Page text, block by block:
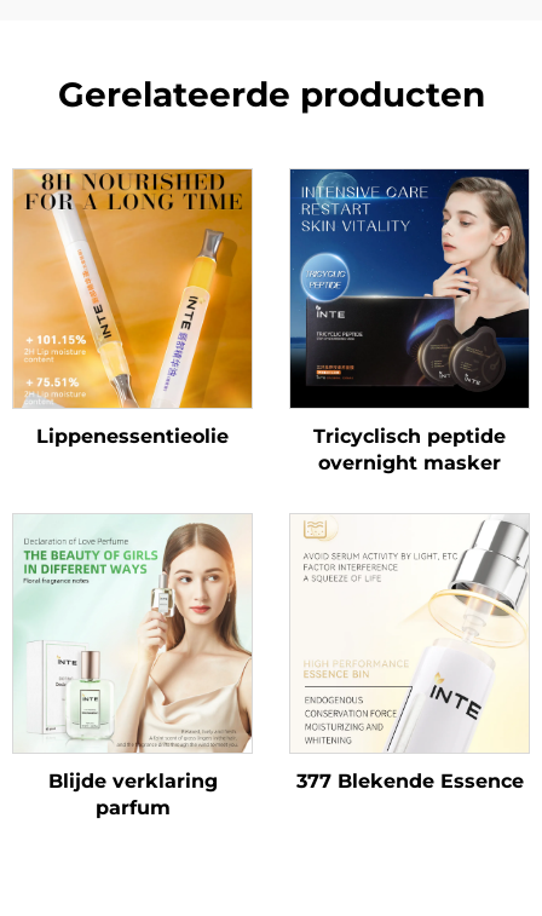
Gerelateerde producten
Lippenessentieolie
Tricyclisch peptide
overnight masker
Blijde verklaring
parfum
377 Blekende Essence